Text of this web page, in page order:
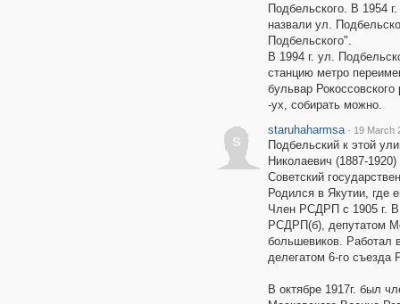
Подбельского. В 1954
назвали ул.
Подбельского".
В 1994 г. ул.
станцию метро
бульвар
-ух, собирать можно.
s
staruhaharmsa · 19 March
Подбельский к этой
Николаевич (1887-1920)
Советский
Родился в Якутии, где
Член РСДРП с 1905 г.
РСДРП(б), депутатом
большевиков. Работал
делегатом 6-го
В октябре 1917г. был